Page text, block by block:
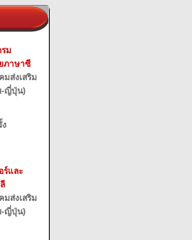
รม
ภาษาซี
ส่งเสริม
-ญี่ปุ่น)
ง
ร์และ
ส่งเสริม
-ญี่ปุ่น)